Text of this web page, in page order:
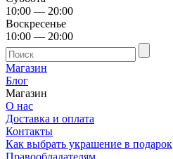
10:00 — 20:00
Воскресенье
10:00 — 20:00
Магазин
Блог
Магазин
О нас
Доставка и оплата
Контакты
Как выбрать украшение в подарок
Правообладателям